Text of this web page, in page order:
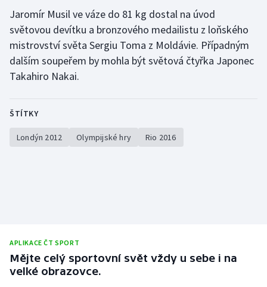
Vodní slalom
Volejbal
Ostatní
Jaromír Musil ve váze do 81 kg dostal na úvod
světovou devítku a bronzového medailistu z loňského
mistrovství světa Sergiu Toma z Moldávie. Případným
dalším soupeřem by mohla být světová čtyřka Japonec
Takahiro Nakai.
ŠTÍTKY
Londýn 2012 Olympijské hry Rio 2016
APLIKACE ČT SPORT
Mějte celý sportovní svět vždy u sebe i na
velké obrazovce.